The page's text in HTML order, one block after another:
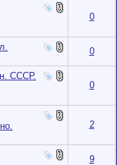
0
0
СССР.
0
2
9